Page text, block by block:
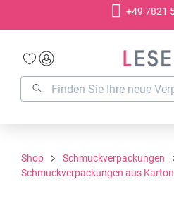
+49 7821
Shop
Schmuckverpackungen
Schmuckverpackungen aus Karton